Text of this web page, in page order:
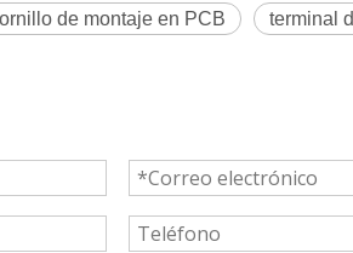
de montaje en PCB terminal